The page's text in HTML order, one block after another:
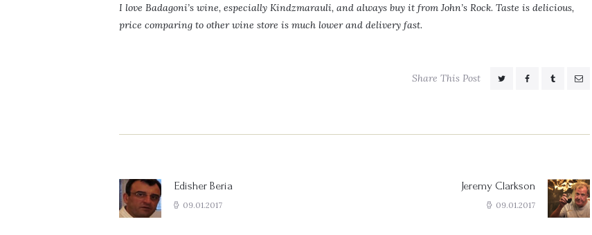
I love Badagoni’s wine, especially Kindzmarauli, and always buy it from John’s Rock. Taste is delicious,
price comparing to other wine store is much lower and delivery fast.
Share This Post
Previous
post:
Edisher Beria
09.01.2017
Next
post:
Jeremy Clarkson
09.01.2017